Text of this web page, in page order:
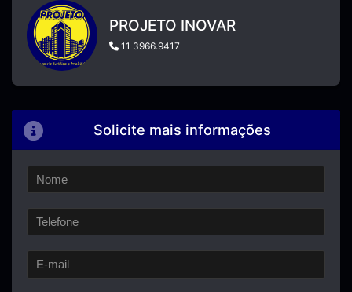
PROJETO INOVAR
11 3966.9417
Solicite mais informações